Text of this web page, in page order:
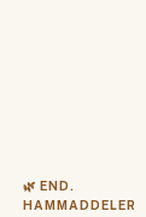
🌿 END.
HAMMADDELER